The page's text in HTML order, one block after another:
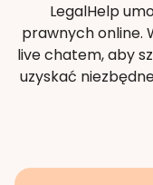
LegalHelp
prawnych online.
live chatem, aby
uzyskać